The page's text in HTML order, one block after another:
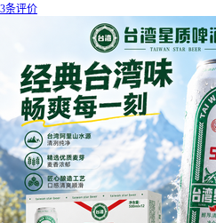
3条评价